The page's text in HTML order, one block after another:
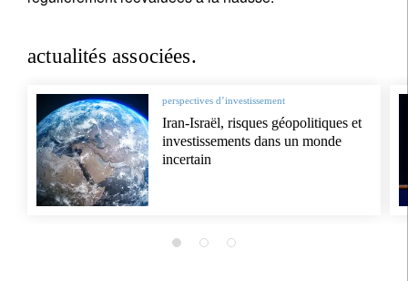
actualités associées.
perspectives d’investissement
Iran-Israël, risques géopolitiques et
investissements dans un monde
incertain